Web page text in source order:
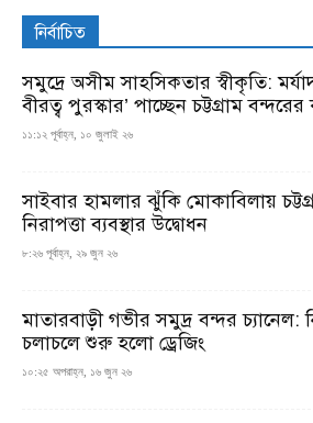
নির্বাচিত
সমুদ্রে অসীম সাহসিকতার স্বীকৃতি:
বীরত্ব পুরস্কার’ পাচ্ছেন চট্টগ্রাম
১১:১২ পূর্বাহ্ন, ১০ জুলাই ২৬
সাইবার হামলার ঝুঁকি মোকাবিলায়
নিরাপত্তা ব্যবস্থার উদ্বোধন
৮:২৬ পূর্বাহ্ন, ২৯ জুন ২৬
মাতারবাড়ী গভীর সমুদ্র বন্দর চ্যানেল:
চলাচলে শুরু হলো ড্রেজিং
১০:২৫ অপরাহ্ন, ১৬ জুন ২৬